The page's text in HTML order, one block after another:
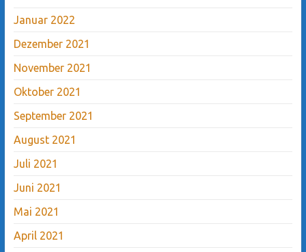
Januar 2022
Dezember 2021
November 2021
Oktober 2021
September 2021
August 2021
Juli 2021
Juni 2021
Mai 2021
April 2021